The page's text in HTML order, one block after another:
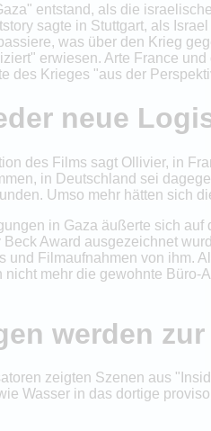
entstand, als die
sagte in Stuttgart, als
was über den Krieg
erwiesen. Arte France
des Krieges "aus der
neue
des Films sagt Ollivier, in
in Deutschland sei
Umso mehr hätten sich
in Gaza äußerte sich
Award ausgezeichnet
und Filmaufnahmen von ihm.
nicht mehr die gewohnte
werden
zeigten Szenen aus
Wasser in das dortige